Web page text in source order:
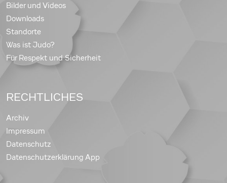
Bilder und Videos
Downloads
Standorte
Was ist Judo?
Für Respekt und Sicherheit
RECHTLICHES
Archiv
Impressum
Datenschutz
Datenschutzerklärung App